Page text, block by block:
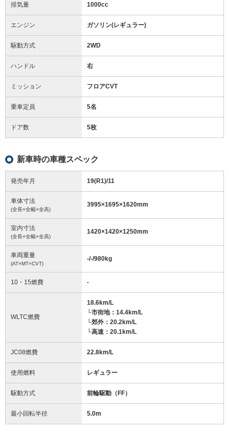
排気量 1000cc
エンジン ガソリン(レギュラー)
駆動方式 2WD
ハンドル 右
ミッション フロアCVT
乗車定員 5名
ドア数 5枚
新車時の車種スペック
発売年月 19(R1)/11
車体寸法
(全長×全幅×全高)
3995×1695×1620mm
室内寸法
(全長×全幅×全高)
1420×1420×1250mm
車両重量
(AT×MT×CVT)
-/-/980kg
10・15燃費 -
WLTC燃費
18.6km/L
└市街地：14.4km/L
└郊外：20.2km/L
└高速：20.1km/L
JC08燃費 22.8km/L
使用燃料 レギュラー
駆動方式 前輪駆動（FF）
最小回転半径 5.0m